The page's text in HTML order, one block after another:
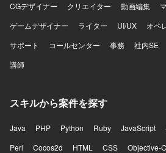
CGデザイナー
クリエイター 動画編集
ゲームデザイナー
ライター UI/UX オペ
サポート
コールセンター 事務 社内SE
講師
スキルから案件を探す
Java PHP Python Ruby JavaScript
Perl
Cocos2d HTML CSS Objective-C